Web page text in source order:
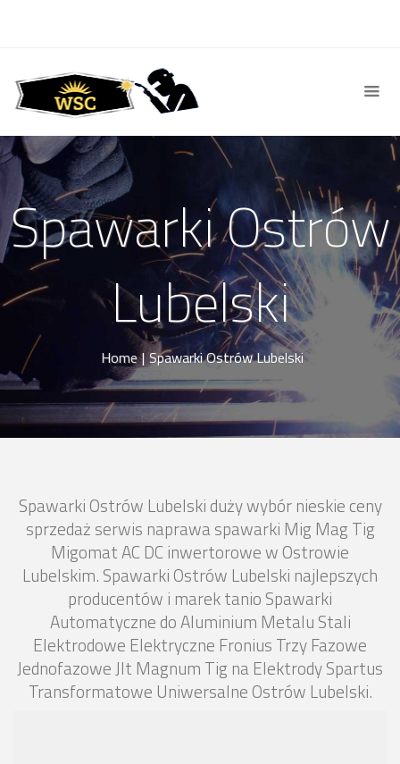
Spawarki Ostrów
Lubelski
Home | Spawarki Ostrów Lubelski
Spawarki Ostrów Lubelski duży wybór nieskie ceny
sprzedaż serwis naprawa spawarki Mig Mag Tig
Migomat AC DC inwertorowe w Ostrowie
Lubelskim. Spawarki Ostrów Lubelski najlepszych
producentów i marek tanio Spawarki
Automatyczne do Aluminium Metalu Stali
Elektrodowe Elektryczne Fronius Trzy Fazowe
Jednofazowe Jlt Magnum Tig na Elektrody Spartus
Transformatowe Uniwersalne Ostrów Lubelski.